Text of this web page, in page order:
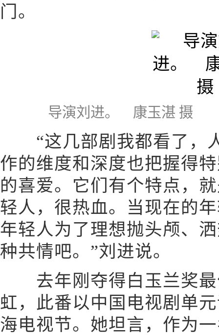
门。
导演刘进。 康玉湛 摄
“这几部剧我都看了，
作的维度和深度也把握得
的喜爱。它们有个特点，
轻人，很热血。当现在的
年轻人为了理想抛头颅、
种共情吧。”刘进说。
去年刚夺得白玉兰奖最
虹，此番以中国电视剧单
海电视节。她坦言，作为